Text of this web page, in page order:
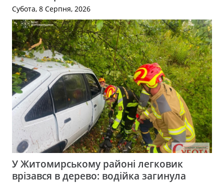
Субота, 8 Серпня, 2026
У Житомирському районі легковик
врізався в дерево: водійка загинула